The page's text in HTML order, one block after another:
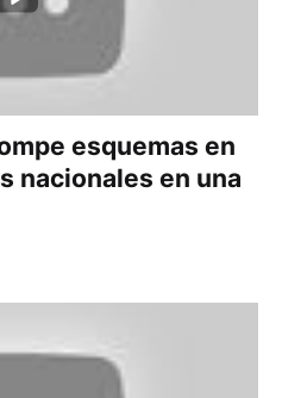
esquemas en
nacionales en una